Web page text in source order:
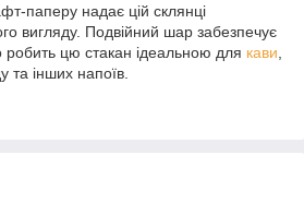
паперу надає цій склянці
вигляду. Подвійний шар забезпечує
робить цю стакан ідеальною для кави
та інших напоїв.